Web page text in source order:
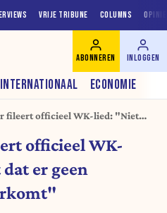
VRIJE TRIBUNE COLUMNS
INTERNATIONAAL ECONOMIE
ABONNEREN INLOGGEN
fileert officieel WK-lied: "Niet
officieel WK-
er geen